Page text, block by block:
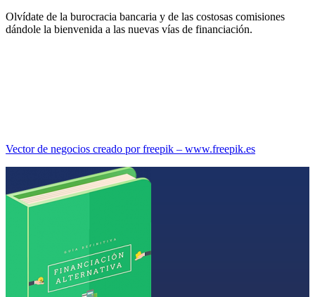
Olvídate de la burocracia bancaria y de las costosas comisiones
dándole la bienvenida a las nuevas vías de financiación.
Vector de negocios creado por freepik – www.freepik.es